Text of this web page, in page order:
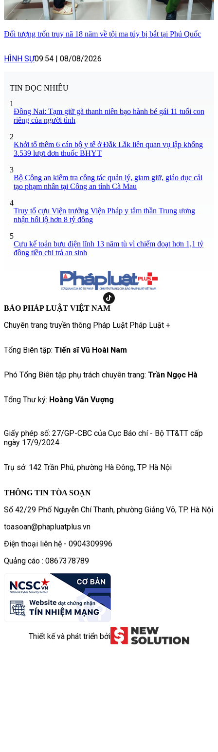
Đối tượng trốn truy nã 18 năm về tội ma túy bị bắt tại Phú Quốc
HÌNH SỰ09:54 | 08/08/2026
TIN ĐỌC NHIỀU
1
Đồng Nai: Tạm giữ gã thanh niên bạo hành bé gái 11 tuổi con
riêng của người tình
2
Khởi tố thêm 6 cán bộ y tế ở Đắk Lắk liên quan vụ lập khống
3.539 lượt đơn thuốc BHYT
3
Bộ Công an kiểm tra công tác quản lý, giam giữ, giáo dục cải
tạo phạm nhân tại Công an tỉnh Cà Mau
4
Truy tố cựu Viện trưởng Viện Pháp y tâm thần Trung ương
nhận hối lộ hơn 8 tỷ đồng
5
Cựu kế toán bưu điện lĩnh 13 năm tù vì chiếm đoạt hơn 1,1 tỷ
đồng tiền chi trả an sinh
BÁO PHÁP LUẬT VIỆT NAM
Chuyên trang truyền thông Pháp Luật Pháp Luật +
Tổng Biên tập: Tiến sĩ Vũ Hoài Nam
Phó Tổng Biên tập phụ trách chuyên trang: Trần Ngọc Hà
Tổng Thư ký: Hoàng Văn Vượng
Giấy phép số: 27/GP-CBC của Cục Báo chí - Bộ TT&TT cấp
ngày 17/9/2024
Trụ sở: 142 Trần Phú, phường Hà Đông, TP Hà Nội
THÔNG TIN TÒA SOẠN
Số 42/29 Phố Nguyễn Chí Thanh, phường Giảng Võ, TP. Hà Nội
toasoan@phapluatplus.vn
Điện thoại liên hệ - 0904309996
Quảng cáo : 0867378789
Thiết kế và phát triển bởi